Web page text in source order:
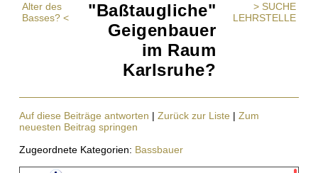
Alter des
Basses? <
"Baßtaugliche"
Geigenbauer
im Raum
Karlsruhe?
> SUCHE
LEHRSTELLE
Auf diese Beiträge antworten | Zurück zur Liste | Zum
neuesten Beitrag springen
Zugeordnete Kategorien: Bassbauer